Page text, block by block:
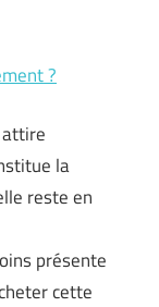
?
la
reste en
présente
cette